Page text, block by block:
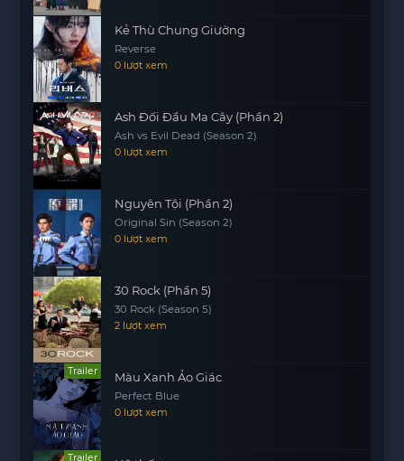
những giá trị thực sự. Với những tình huống gay
cấn và những giây phút hài hước, “KILL BLUE”
hứa hẹn sẽ mang đến cho khán giả những trải
nghiệm thú vị và đầy cảm xúc.
Kẻ Thù Chung Giường
Reverse
0 lượt xem
Ash Đối Đầu Ma Cây (Phần 2)
Ash vs Evil Dead (Season 2)
0 lượt xem
Nguyên Tội (Phần 2)
Original Sin (Season 2)
0 lượt xem
30 Rock (Phần 5)
30 Rock (Season 5)
2 lượt xem
Trailer Màu Xanh Ảo Giác
Perfect Blue
0 lượt xem
Trailer